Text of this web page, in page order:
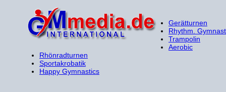
Gerätturnen
Rhythm.
Trampolin
Aerobic
Rhönradturnen
Sportakrobatik
Happy Gymnastics